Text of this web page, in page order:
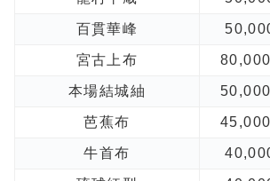
百貫華峰
宮古上布
本場結城紬
芭蕉布
牛首布